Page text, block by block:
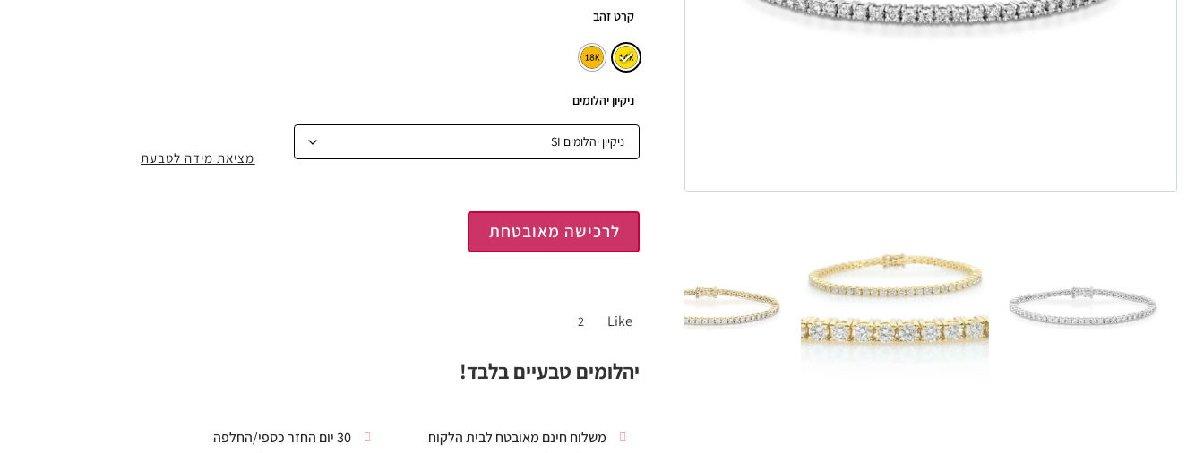
קרט זהב
ניקיון יהלומים
לרכישה מאובטחת
Like
2
מציאת מידה לטבעת
יהלומים טבעיים בלבד!
משלוח חינם מאובטח לבית הלקוח
30 יום החזר כספי/החלפה